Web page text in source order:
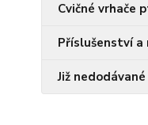
Cvičné vrhače
Příslušenství
Již